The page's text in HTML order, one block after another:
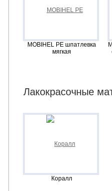
MOBIHEL PE шпатлевка
мягкая
Лакокрасочные
Коралл